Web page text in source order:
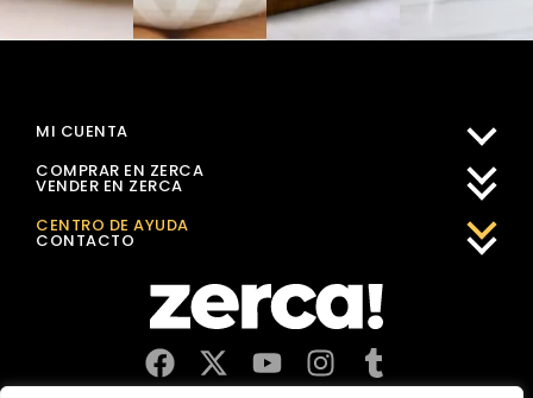
MI CUENTA
COMPRAR EN ZERCA
VENDER EN ZERCA
CENTRO DE AYUDA
CONTACTO